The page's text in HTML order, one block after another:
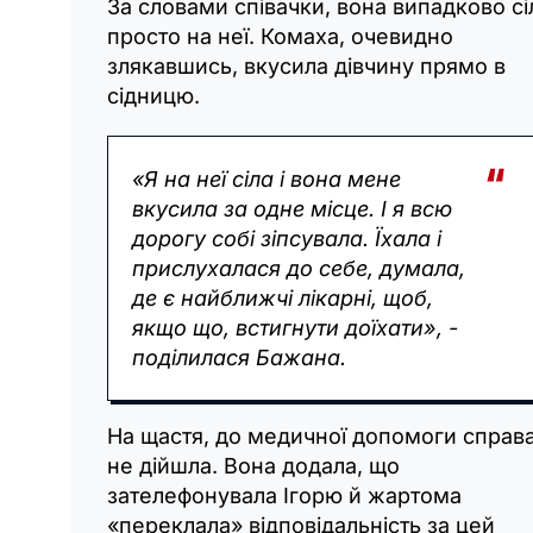
За словами співачки, вона випадково
просто на неї. Комаха, очевидно
злякавшись, вкусила дівчину прямо в
сідницю.
«Я на неї сіла і вона мене
вкусила за одне місце. І я всю
дорогу собі зіпсувала. Їхала і
прислухалася до себе, думала,
де є найближчі лікарні, щоб,
якщо що, встигнути доїхати», -
поділилася Бажана.
На щастя, до медичної допомоги
не дійшла. Вона додала, що
зателефонувала Ігорю й жартома
«переклала» відповідальність за цей